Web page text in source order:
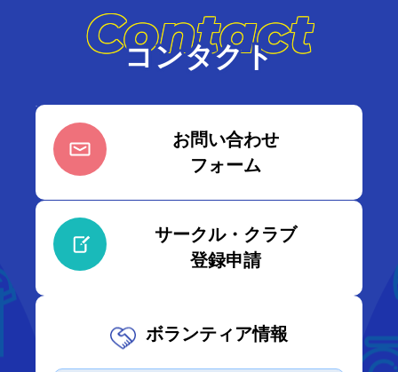
Contact
コンタクト
お問い合わせ
フォーム
サークル・クラブ
登録申請
ボランティア情報